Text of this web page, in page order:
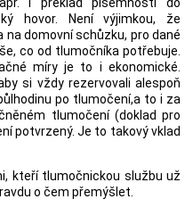
hovor. Není výjimkou, že
domovní schůzku, pro dané
co od tlumočníka potřebuje.
míry je to i ekonomické.
si vždy rezervovali alespoň
po tlumočení,a to i za
tlumočení (doklad pro
potvrzený. Je to takový vklad
kteří tlumočnickou službu už
o čem přemýšlet.